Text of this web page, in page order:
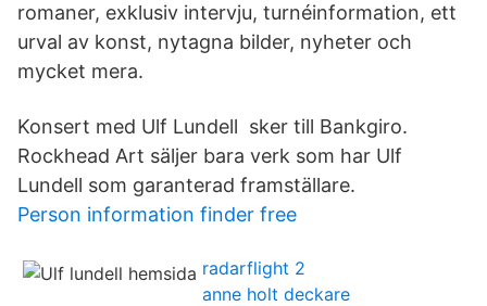
romaner, exklusiv intervju, turnéinformation, ett
urval av konst, nytagna bilder, nyheter och
mycket mera.
Konsert med Ulf Lundell sker till Bankgiro.
Rockhead Art säljer bara verk som har Ulf
Lundell som garanterad framställare.
Person information finder free
radarflight 2
anne holt deckare